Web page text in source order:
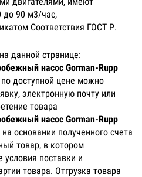
до 90 м3/час,
Соответствия ГОСТ Р.
данной странице:
насос Gorman-Rupp
доступной цене можно
электронную почту или
товара
насос Gorman-Rupp
основании полученного счета
товар, в котором
поставки и
товара. Отгрузка товара